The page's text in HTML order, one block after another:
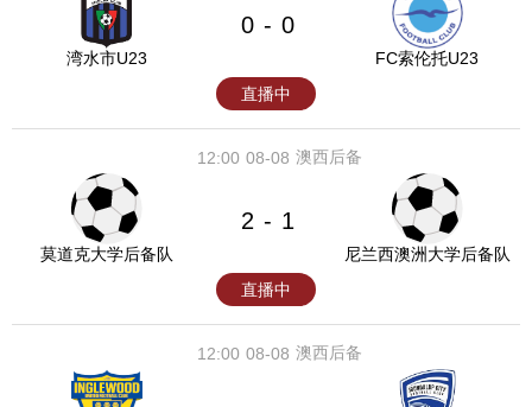
湾水市U23
0 - 0
FC索伦托U23
直播中
08-08
12:00 澳西后备
莫道克大学后备队
2 - 1
尼兰西澳洲大学后备队
直播中
08-08
12:00 澳西后备